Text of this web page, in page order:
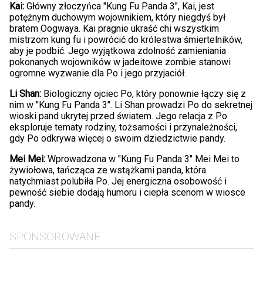
Kai: Główny złoczyńca "Kung Fu Panda 3", Kai, jest
potężnym duchowym wojownikiem, który niegdyś był
bratem Oogwaya. Kai pragnie ukraść chi wszystkim
mistrzom kung fu i powrócić do królestwa śmiertelników,
aby je podbić. Jego wyjątkowa zdolność zamieniania
pokonanych wojowników w jadeitowe zombie stanowi
ogromne wyzwanie dla Po i jego przyjaciół.
Li Shan: Biologiczny ojciec Po, który ponownie łączy się z
nim w "Kung Fu Panda 3". Li Shan prowadzi Po do sekretnej
wioski pand ukrytej przed światem. Jego relacja z Po
eksploruje tematy rodziny, tożsamości i przynależności,
gdy Po odkrywa więcej o swoim dziedzictwie pandy.
Mei Mei: Wprowadzona w "Kung Fu Panda 3" Mei Mei to
żywiołowa, tańcząca ze wstążkami panda, która
natychmiast polubiła Po. Jej energiczna osobowość i
pewność siebie dodają humoru i ciepła scenom w wiosce
pandy.
SPONSOROWANE